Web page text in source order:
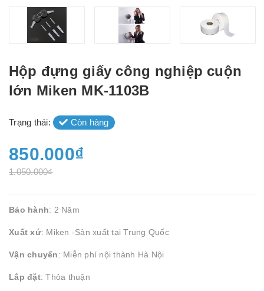
Hộp đựng giấy công nghiệp cuộn
lớn Miken MK-1103B
Trạng thái: Còn hàng
850.000₫
1.050.000₫
Bảo hành: 2 Năm
Xuất xứ: Miken -Sản xuất tại Trung Quốc
Vận chuyển: Miễn phí nội thành Hà Nội
Lắp đặt: Thỏa thuận